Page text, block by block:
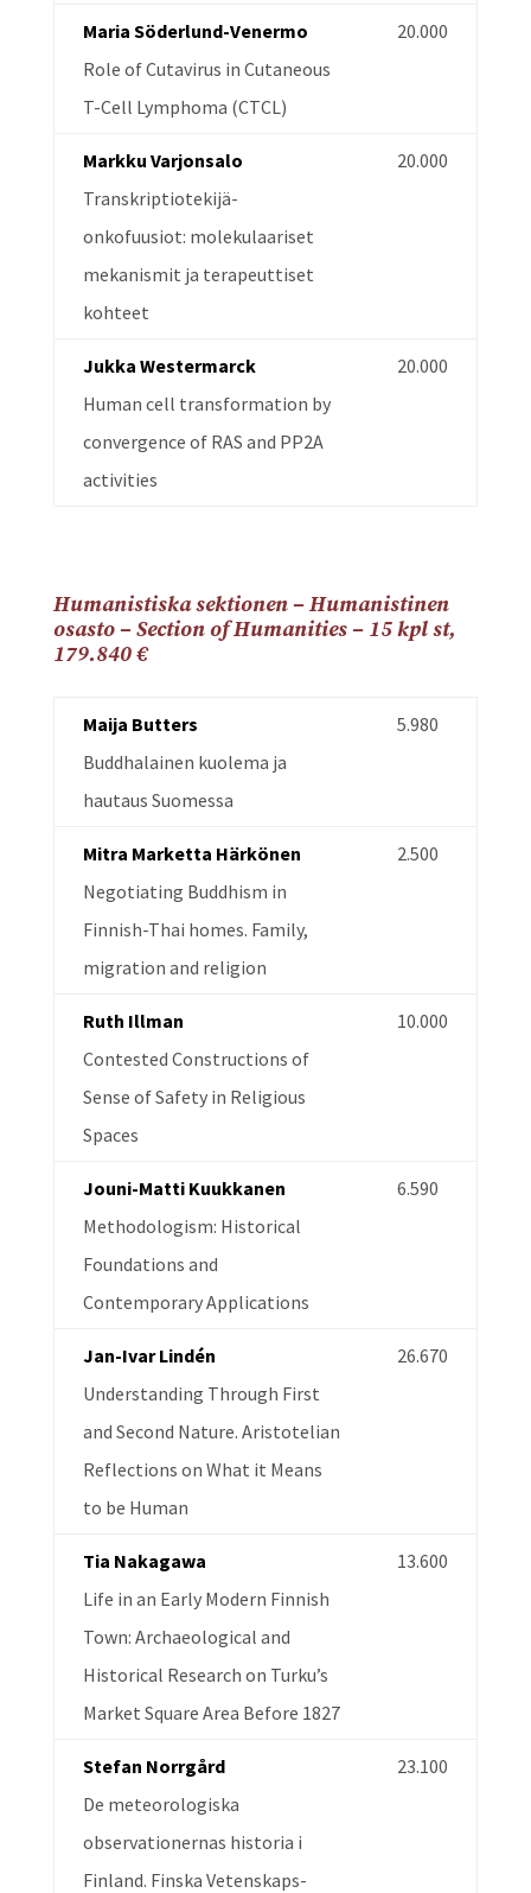
Maria Söderlund-Venermo
Role of Cutavirus in Cutaneous
T-Cell Lymphoma (CTCL)
20.000
Markku Varjonsalo
Transkriptiotekijä-
onkofuusiot: molekulaariset
mekanismit ja terapeuttiset
kohteet
20.000
Jukka Westermarck
Human cell transformation by
convergence of RAS and PP2A
activities
20.000
Humanistiska sektionen – Humanistinen
osasto – Section of Humanities – 15 kpl st,
179.840€
Maija Butters
Buddhalainen kuolema ja
hautaus Suomessa
5.980
Mitra Marketta Härkönen
Negotiating Buddhism in
Finnish-Thai homes. Family,
migration and religion
2.500
Ruth Illman
Contested Constructions of
Sense of Safety in Religious
Spaces
10.000
Jouni-Matti Kuukkanen
Methodologism: Historical
Foundations and
Contemporary Applications
6.590
Jan-Ivar Lindén
Understanding Through First
and Second Nature. Aristotelian
Reflections on What it Means
to be Human
26.670
Tia Nakagawa
Life in an Early Modern Finnish
Town: Archaeological and
Historical Research on Turku’s
Market Square Area Before 1827
13.600
Stefan Norrgård
De meteorologiska
observationernas historia i
Finland. Finska Vetenskaps-
23.100